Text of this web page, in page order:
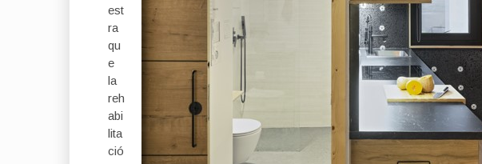
est
ra
qu
e
la
reh
abi
lita
ció